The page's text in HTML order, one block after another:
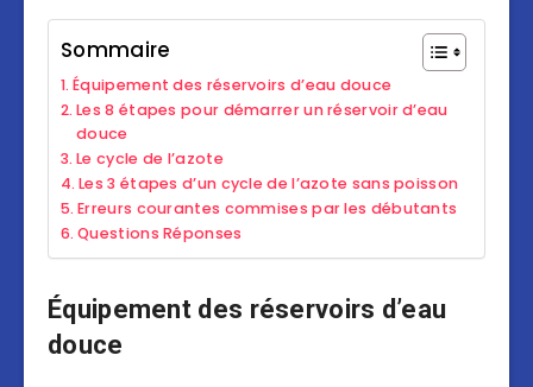
Sommaire
Équipement des réservoirs d’eau douce
Les 8 étapes pour démarrer un réservoir d’eau
douce
Le cycle de l’azote
Les 3 étapes d’un cycle de l’azote sans poisson
Erreurs courantes commises par les débutants
Questions Réponses
Équipement des réservoirs d’eau
douce